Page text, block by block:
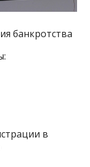
банкротства
в